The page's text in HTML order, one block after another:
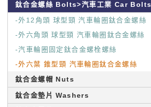
鈦合金螺絲 Bolts>汽車工業 Car Bolts
-外12角頭 球型頸 汽車輪圈鈦合金螺絲
-外六角頭 球型頸 汽車輪圈鈦合金螺絲
-汽車輪圈固定鈦合金螺栓螺絲
-外六葉 錐型頸 汽車輪圈鈦合金螺絲
鈦合金螺帽 Nuts
鈦合金墊片 Washers